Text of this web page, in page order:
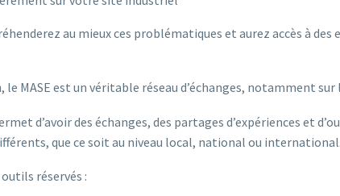
au mieux ces problématiques et aurez accès à des
MASE est un véritable réseau d’échanges, notamment
d’avoir des échanges, des partages d’expériences et
que ce soit au niveau local, national ou international.
réservés :